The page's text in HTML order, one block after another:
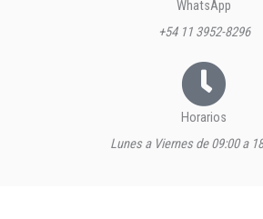
WhatsApp
+54 11 3952-8296
Horarios
Lunes a Viernes de 09:00 a